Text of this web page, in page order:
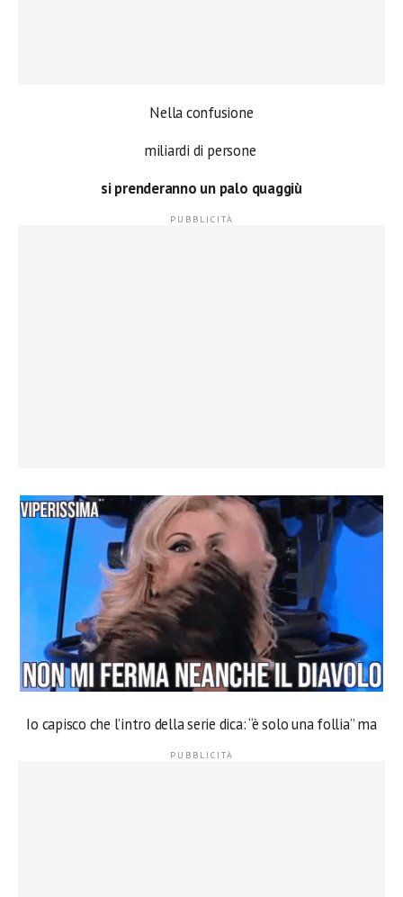
Nella confusione
miliardi di persone
si prenderanno un palo quaggiù
Io capisco che l’intro della serie dica: “è solo una follia” ma